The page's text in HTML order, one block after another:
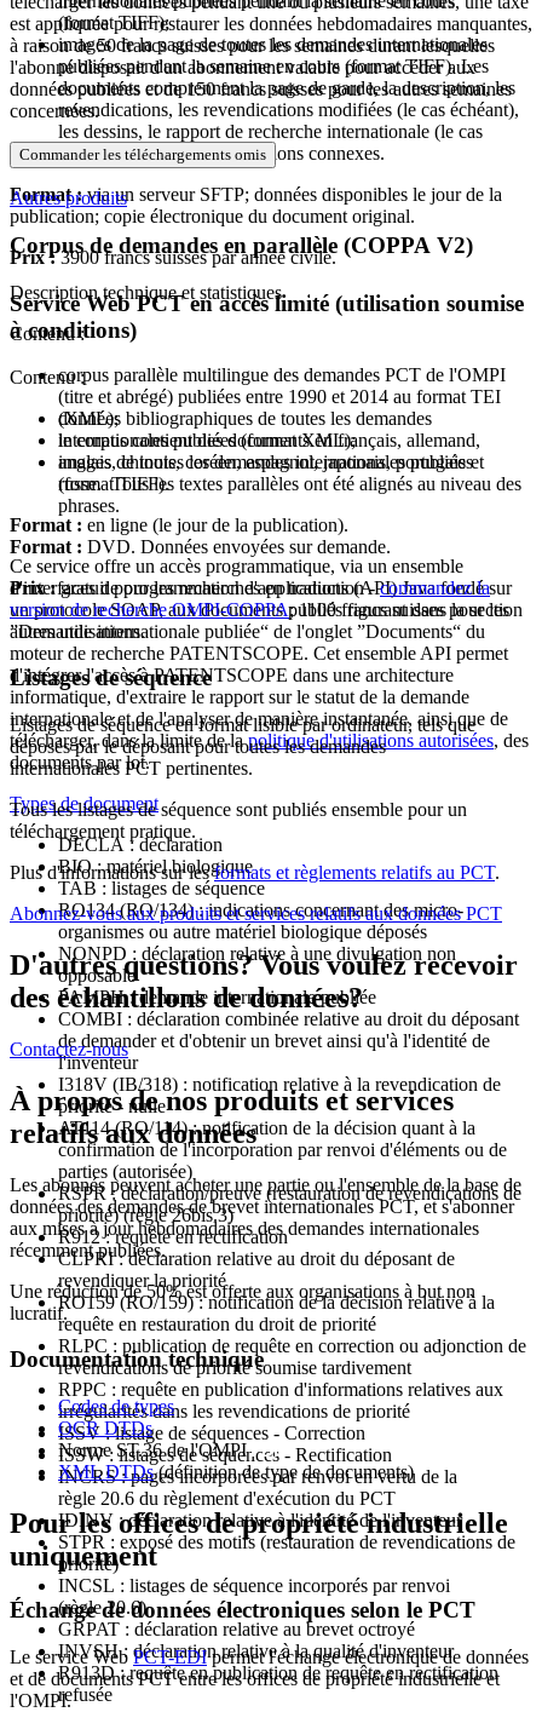
(format TIFF);
images de la page de toutes les demandes internationales
publiées pendant la semaine en cours (format TIFF). Les
documents comprennent la page de garde, la description, les
revendications, les revendications modifiées (le cas échéant),
les dessins, le rapport de recherche internationale (le cas
échéant) et d'autres informations connexes.
Format :via un serveur SFTP; données disponibles le jour de la
publication; copie électronique du document original.
Prix :3900 francs suisses par année civile.
Service Web PCT en accès limité (utilisation soumise
à conditions)
Contenu :
données bibliographiques de toutes les demandes
internationales publiées (format XML);
images de toutes les demandes internationales publiées
(format TIFF).
Format : en ligne (le jour de la publication).
Ce service offre un accès programmatique, via un ensemble
d'interfaces de programmation d'applications (API) Java fondé sur
un protocole SOAP, aux documents publiés figurant dans la section
”Demande internationale publiée“ de l'onglet ”Documents“ du
moteur de recherche PATENTSCOPE. Cet ensemble API permet
d'intégrer l'accès à PATENTSCOPE dans une architecture
informatique, d'extraire le rapport sur le statut de la demande
internationale et de l'analyser de manière instantanée, ainsi que de
télécharger, dans la limite de lapolitique d'utilisations autorisées, des
documents par lot.
Types de document
DECLA : déclaration
BIO : matériel biologique
TAB : listages de séquence
RO134 (RO/134) : indications concernant des micro-
organismes ou autre matériel biologique déposés
NONPD : déclaration relative à une divulgation non
opposable
PAMPH : demande internationale publiée
COMBI : déclaration combinée relative au droit du déposant
de demander et d'obtenir un brevet ainsi qu'à l'identité de
l'inventeur
I318V (IB/318) : notification relative à la revendication de
priorité - nulle
AT114 (RO/114) : notification de la décision quant à la
confirmation de l'incorporation par renvoi d'éléments ou de
parties (autorisée)
RSPR : déclaration/preuve (restauration de revendications de
priorité) (règle 26bis.3)
R912 : requête en rectification
CLPRI : déclaration relative au droit du déposant de
revendiquer la priorité
RO159 (RO/159) : notification de la décision relative à la
requête en restauration du droit de priorité
RLPC : publication de requête en correction ou adjonction de
revendications de priorité soumise tardivement
RPPC : requête en publication d'informations relatives aux
irrégularités dans les revendications de priorité
ISSV : listage de séquences - Correction
ISSW : listages de séquences - Rectification
INCRS : pages incorporées par renvoi en vertu de la
règle 20.6 du règlement d'exécution du PCT
IDINV : déclaration relative à l'identité de l'inventeur
STPR : exposé des motifs (restauration de revendications de
priorité)
INCSL : listages de séquence incorporés par renvoi
(règle 20.6)
GRPAT : déclaration relative au brevet octroyé
INVSH : déclaration relative à la qualité d'inventeur
R913D : requête en publication de requête en rectification
refusée
est appliquée pour restaurer les données hebdomadaires manquantes,
à raison de 50 francs suisses pour les semaines durant lesquelles
l'abonné disposait d'un abonnement valable pour accéder aux
données publiées et de 150 francs suisses pour les autres semaines
concernées.
Commander les téléchargements omis
Autres produits
Corpus de demandes en parallèle (COPPA V2)
Description technique et statistiques
Contenu :
corpus parallèle multilingue des demandes PCT de l'OMPI
(titre et abrégé) publiées entre 1990 et 2014 au format TEI
(XML);
le corpus contient des documents en français, allemand,
anglais, chinois, coréen, espagnol, japonais, portugais et
russe. Tous les textes parallèles ont été alignés au niveau des
phrases.
Format : DVD. Données envoyées sur demande.
Prix :gratuit pour les recherches en traduction -commandez la
version de recherche OMPI-COPPA; 1100 francs suisses pour les
autres utilisations.
Listages de séquence
Listages de séquence en format lisible par ordinateur, tels que
déposés par le déposant pour toutes les demandes
internationales PCT pertinentes.
Tous les listages de séquence sont publiés ensemble pour un
téléchargement pratique.
Plus d'informations sur lesformats et règlements relatifs au PCT.
Abonnez-vous aux produits et services relatifs aux données PCT
D'autres questions? Vous voulez recevoir
des échantillons de données?
Contactez-nous
À propos de nos produits et services
relatifs aux données
Les abonnés peuvent acheter une partie ou l'ensemble de la base de
données des demandes de brevet internationales PCT, et s'abonner
aux mises à jour hebdomadaires des demandes internationales
récemment publiées.
Une réduction de 50% est offerte aux organisations à but non
lucratif.
Documentation technique
Codes de types
OCR DTDs
Norme ST.36 de l'OMPI
XML DTDs(définition de type de documents)
Pour les offices de propriété industrielle
uniquement
Échange de données électroniques selon le PCT
Le service Web PCT-EDIpermet l'échange électronique de données
et de documents PCT entre les offices de propriété industrielle et
l'OMPI.